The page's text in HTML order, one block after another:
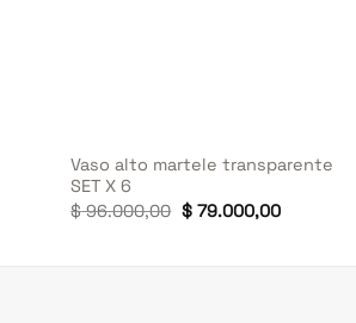
Vaso alto martele transparente
SET X 6
$96.000,00 El
precio
$79.000,00El